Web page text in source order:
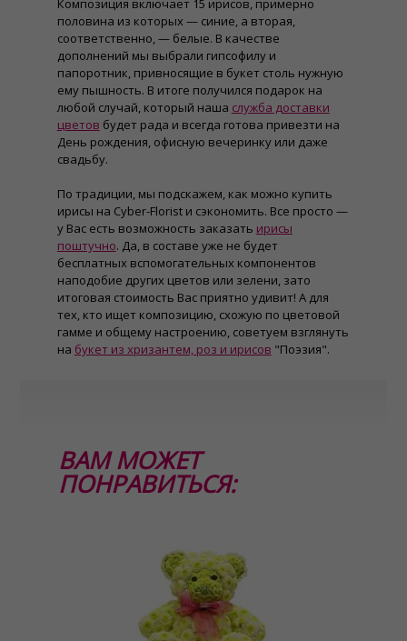
Композиция включает 15 ирисов, примерно
половина из которых — синие, а вторая,
соответственно, — белые. В качестве
дополнений мы выбрали гипсофилу и
папоротник, привносящие в букет столь нужную
ему пышность. В итоге получился подарок на
любой случай, который наша служба доставки
цветов будет рада и всегда готова привезти на
День рождения, офисную вечеринку или даже
свадьбу.
По традиции, мы подскажем, как можно купить
ирисы на Cyber-Florist и сэкономить. Все просто —
у Вас есть возможность заказать ирисы
поштучно. Да, в составе уже не будет
бесплатных вспомогательных компонентов
наподобие других цветов или зелени, зато
итоговая стоимость Вас приятно удивит! А для
тех, кто ищет композицию, схожую по цветовой
гамме и общему настроению, советуем взглянуть
на букет из хризантем, роз и ирисов "Поэзия".
ВАМ МОЖЕТ
ПОНРАВИТЬСЯ: